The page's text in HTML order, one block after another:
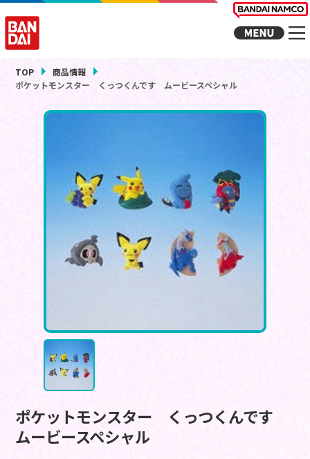
TOP
商品情報
ポケットモンスター くっつくんです ムービースペシャル
ポケットモンスター くっつくんです
ムービースペシャル